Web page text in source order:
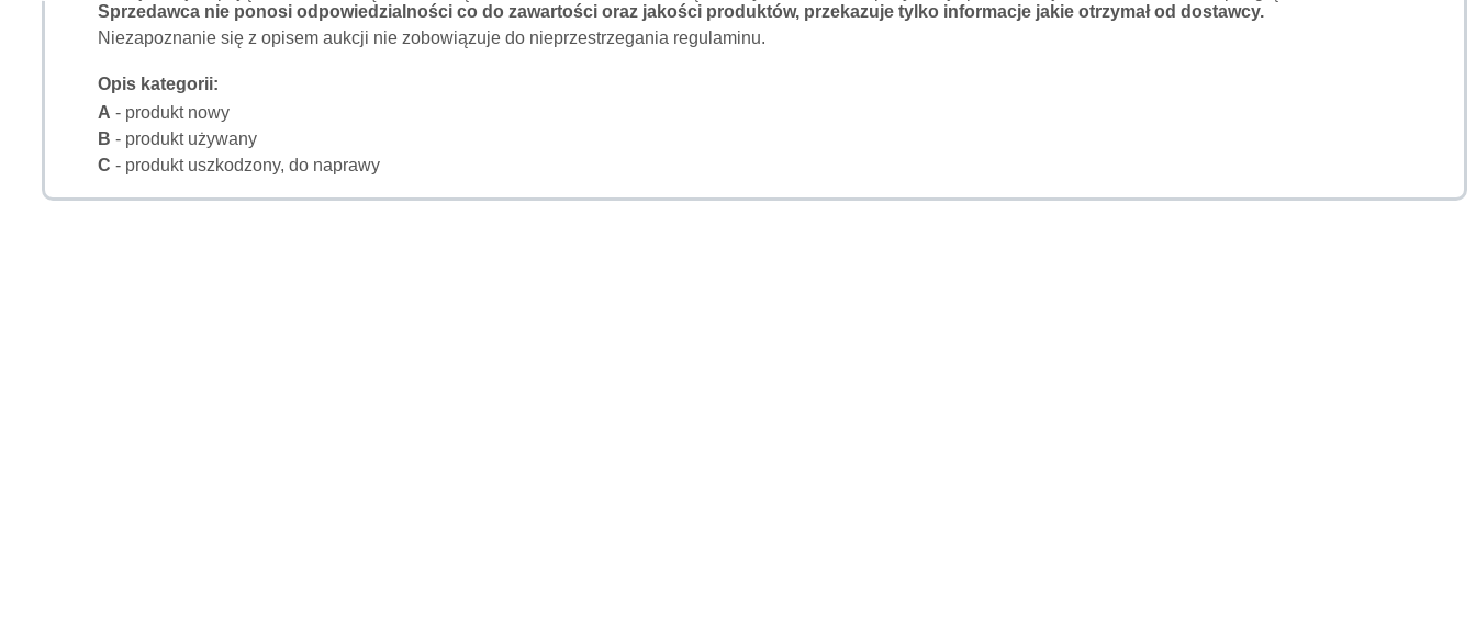
Sprzedawca nie ponosi odpowiedzialności co do zawartości oraz jakości produktów, przekazuje tylko informacje jakie otrzymał od dostawcy.
Niezapoznanie się z opisem aukcji nie zobowiązuje do nieprzestrzegania regulaminu.
Opis kategorii:
A - produkt nowy
B - produkt używany
C - produkt uszkodzony, do naprawy